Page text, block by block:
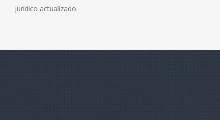
jurídico actualizado.